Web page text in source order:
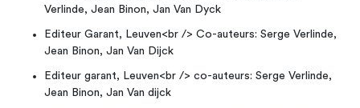
Verlinde, Jean Binon, Jan Van Dyck
Editeur Garant, Leuven<br /> Co-auteurs: Serge Verlinde,
Jean Binon, Jan Van Dijck
Editeur garant, Leuven<br /> co-auteurs: Serge Verlinde,
Jean Binon, Jan Van dijck